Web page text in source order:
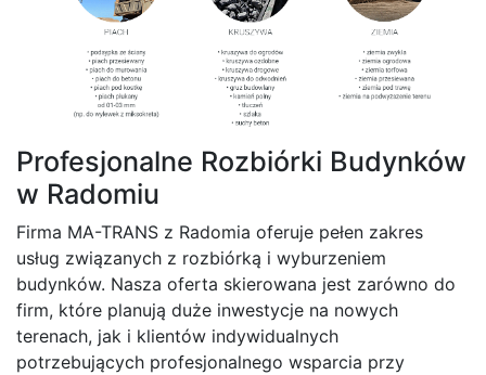
Profesjonalne Rozbiórki Budynków
w Radomiu
Firma MA-TRANS z Radomia oferuje pełen zakres
usług związanych z rozbiórką i wyburzeniem
budynków. Nasza oferta skierowana jest zarówno do
firm, które planują duże inwestycje na nowych
terenach, jak i klientów indywidualnych
potrzebujących profesjonalnego wsparcia przy